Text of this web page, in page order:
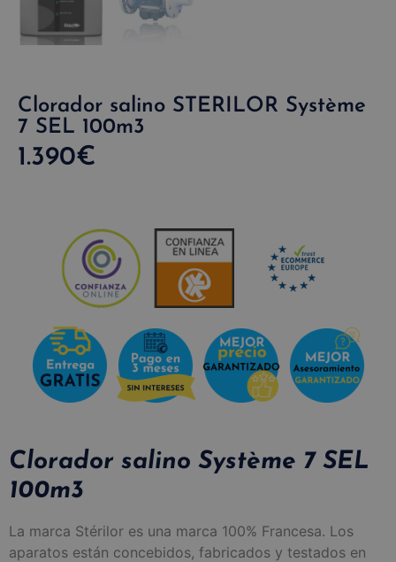
Clorador salino STERILOR Système
7 SEL 100m3
1.390€
Clorador salino Système 7 SEL
100m3
La marca Stérilor es una marca 100% Francesa. Los
aparatos están concebidos, fabricados y testados en